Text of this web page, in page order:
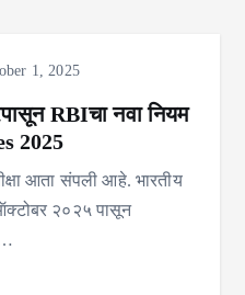
1, 2025
RBIचा नवा नियम
2025
आता संपली आहे. भारतीय
२०२५ पासून